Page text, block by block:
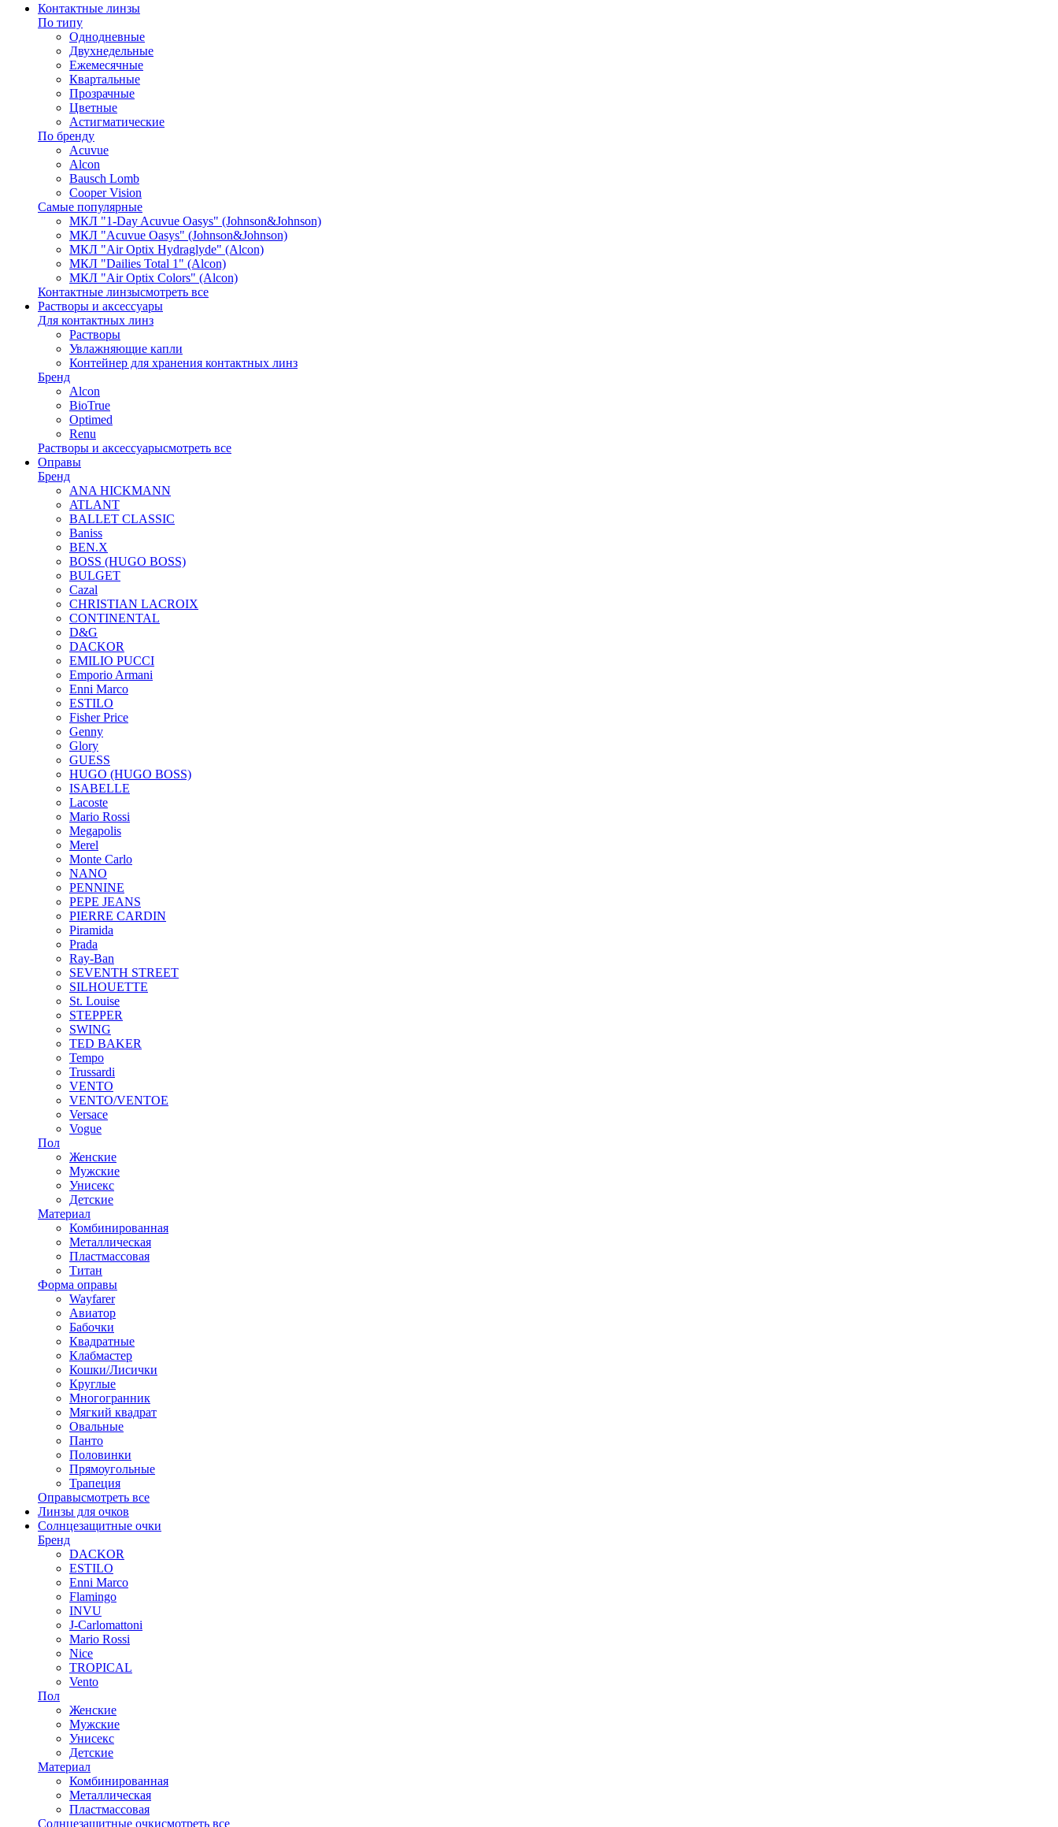
Контактные линзы
По типу
Однодневные
Двухнедельные
Ежемесячные
Квартальные
Прозрачные
Цветные
Астигматические
По бренду
Acuvue
Alcon
Bausch Lomb
Cooper Vision
Самые популярные
МКЛ "1-Day Acuvue Oasys" (Johnson&Johnson)
МКЛ "Acuvue Oasys" (Johnson&Johnson)
МКЛ "Air Optix Hydraglyde" (Alcon)
МКЛ "Dailies Total 1" (Alcon)
МКЛ "Air Optix Colors" (Alcon)
Контактные линзысмотреть все
Растворы и аксессуары
Для контактных линз
Растворы
Увлажняющие капли
Контейнер для хранения контактных линз
Бренд
Alcon
BioTrue
Optimed
Renu
Растворы и аксессуарысмотреть все
Оправы
Бренд
ANA HICKMANN
ATLANT
BALLET CLASSIC
Baniss
BEN.X
BOSS (HUGO BOSS)
BULGET
Cazal
CHRISTIAN LACROIX
CONTINENTAL
D&G
DACKOR
EMILIO PUCCI
Emporio Armani
Enni Marco
ESTILO
Fisher Price
Genny
Glory
GUESS
HUGO (HUGO BOSS)
ISABELLE
Lacoste
Mario Rossi
Megapolis
Merel
Monte Carlo
NANO
PENNINE
PEPE JEANS
PIERRE CARDIN
Piramida
Prada
Ray-Ban
SEVENTH STREET
SILHOUETTE
St. Louise
STEPPER
SWING
TED BAKER
Tempo
Trussardi
VENTO
VENTO/VENTOE
Versace
Vogue
Пол
Женские
Мужские
Унисекс
Детские
Материал
Комбинированная
Металлическая
Пластмассовая
Титан
Форма оправы
Wayfarer
Авиатор
Бабочки
Квадратные
Клабмастер
Кошки/Лисички
Круглые
Многогранник
Мягкий квадрат
Овальные
Панто
Половинки
Прямоугольные
Трапеция
Оправысмотреть все
Линзы для очков
Солнцезащитные очки
Бренд
DACKOR
ESTILO
Enni Marco
Flamingo
INVU
J-Carlomattoni
Mario Rossi
Nice
TROPICAL
Vento
Пол
Женские
Мужские
Унисекс
Детские
Материал
Комбинированная
Металлическая
Пластмассовая
Солнцезащитные очкисмотреть все